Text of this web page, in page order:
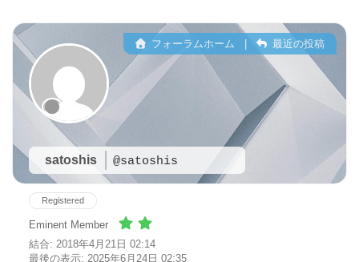
satoshis @satoshis
フォーラムホーム | 最近の投稿
Registered
Eminent Member
結合: 2018年4月21日 02:14
最後の表示: 2025年6月24日 02:35